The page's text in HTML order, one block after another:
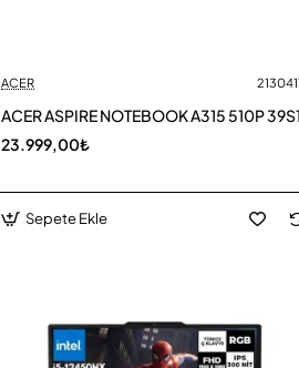
ACER
ACER ASPIRE NOTEBOOK A315 510P 39S1
23.999,00₺
Sepete Ekle